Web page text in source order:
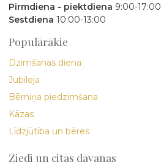
Pirmdiena - piektdiena 9:00-17:00
Sestdiena 10:00-13:00
Populārākie
Dzimšanas diena
Jubileja
Bērniņa piedzimšana
Kāzas
Līdzjūtība un bēres
Ziedi un citas dāvanas